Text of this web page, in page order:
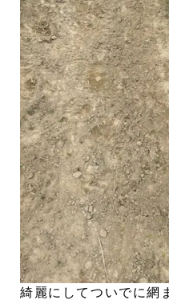
綺麗にしてついでに網